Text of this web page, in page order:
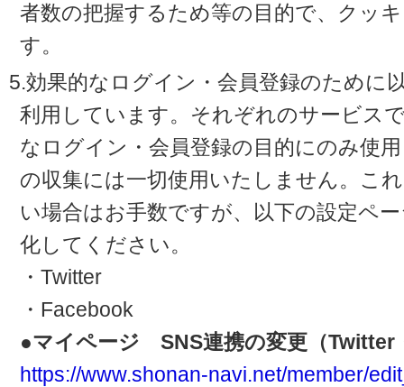
者数の把握するため等の目的で、クッ
す。
5.効果的なログイン・会員登録のために
利用しています。それぞれのサービス
なログイン・会員登録の目的にのみ使
の収集には一切使用いたしません。こ
い場合はお手数ですが、以下の設定ペ
化してください。
・Twitter
・Facebook
●マイページ SNS連携の変更（Twitter
https://www.shonan-navi.net/member/